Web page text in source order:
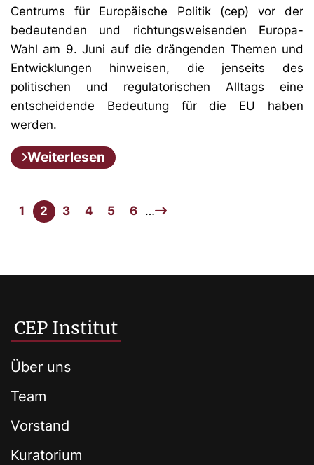
Centrums für Europäische Politik (cep) vor der
bedeutenden und richtungsweisenden Europa-
Wahl am 9. Juni auf die drängenden Themen und
Entwicklungen hinweisen, die jenseits des
politischen und regulatorischen Alltags eine
entscheidende Bedeutung für die EU haben
werden.
Weiterlesen
1 2 3 4 5 6 …
CEP Institut
Über uns
Team
Vorstand
Kuratorium